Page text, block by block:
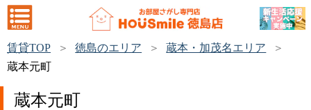
賃貸TOP 徳島のエリア
蔵本・加茂名エリア
蔵本元町
蔵本元町